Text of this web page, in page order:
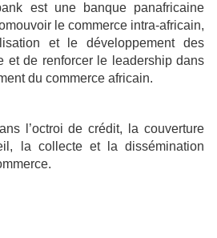
est une banque panafricaine
le commerce intra-africain,
et le développement des
et de renforcer le leadership dans
du commerce africain.
l’octroi de crédit, la couverture
la collecte et la dissémination